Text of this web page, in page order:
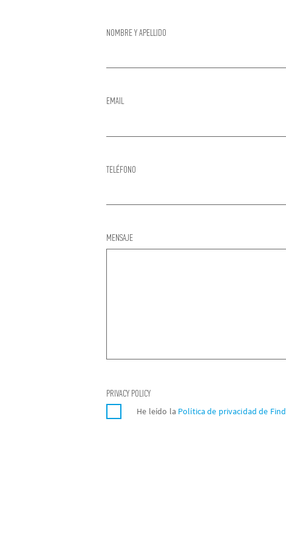
NOMBRE Y APELLIDO
EMAIL
TELÉFONO
MENSAJE
PRIVACY POLICY
He leído la Política de privacidad de